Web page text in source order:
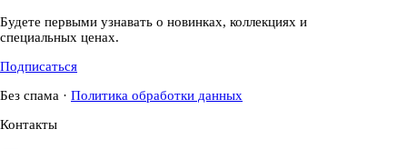
Будете первыми узнавать о новинках, коллекциях и
специальных ценах.
Подписаться
Без спама · Политика обработки данных
Контакты